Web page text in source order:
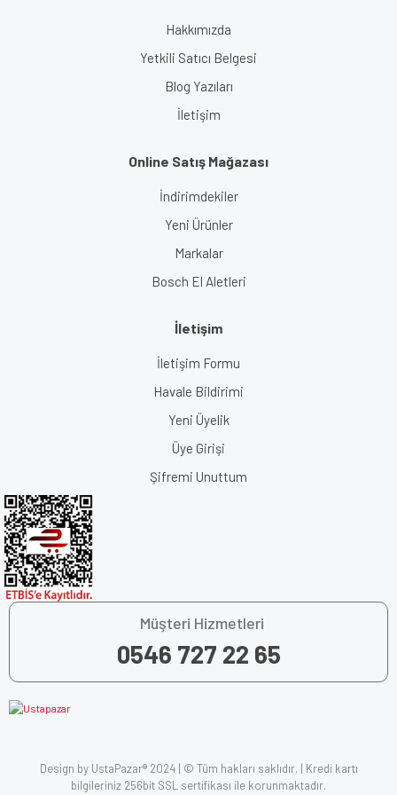
Hakkımızda
Yetkili Satıcı Belgesi
Blog Yazıları
İletişim
Online Satış Mağazası
İndirimdekiler
Yeni Ürünler
Markalar
Bosch El Aletleri
İletişim
İletişim Formu
Havale Bildirimi
Yeni Üyelik
Üye Girişi
Şifremi Unuttum
Müşteri Hizmetleri
0546 727 22 65
Design by UstaPazar® 2024 | © Tüm hakları saklıdır. | Kredi kartı
bilgileriniz 256bit SSL sertifikası ile korunmaktadır.